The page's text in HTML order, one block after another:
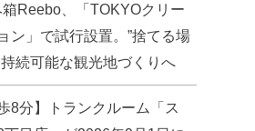
Reebo、「TOKYOクリー
ン」で試行設置。”捨てる場
続可能な観光地づくりへ
8分】トランクルーム「ス